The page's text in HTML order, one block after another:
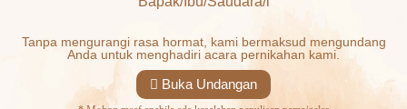
Tanpa mengurangi rasa hormat, kami bermaksud mengundang
Anda untuk menghadiri acara pernikahan kami.
Buka Undangan